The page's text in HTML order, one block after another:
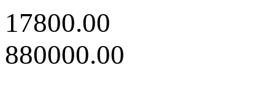
17800.00
880000.00